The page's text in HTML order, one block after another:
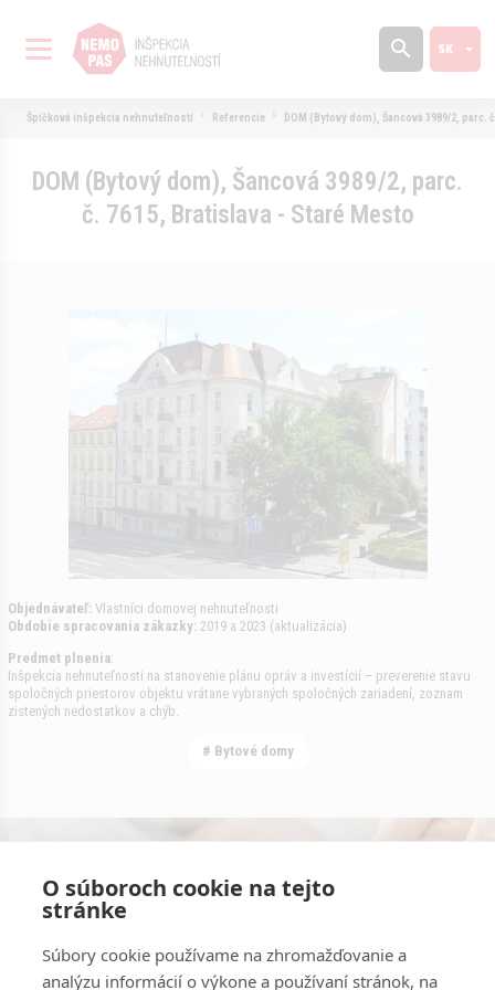
O súboroch cookie na tejto
stránke
Súbory cookie používame na zhromažďovanie a
analýzu informácií o výkone a používaní stránok, na
Špičková inšpekcia nehnuteľností Referencie DOM (Bytový dom), Šancová 3989/2, parc.
DOM (Bytový dom), Šancová 3989/2, parc.
č. 7615, Bratislava - Staré Mesto
Objednávateľ:Vlastníci domovej nehnuteľnosti
Obdobie spracovania zákazky:2019 a 2023 (aktualizácia)
Predmet plnenia:
Inšpekcia nehnuteľnosti na stanovenie plánu opráv a investícií – preverenie stavu
spoločných priestorov objektu vrátane vybraných spoločných zariadení, zoznam
zistených nedostatkov a chýb.
# Bytové domy
Konzultácie s odborníkmi zadarmo.